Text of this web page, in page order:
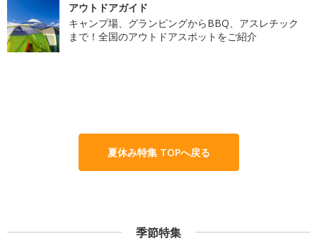
アウトドアガイド
キャンプ場、グランピングからBBQ、アスレチック
まで！全国のアウトドアスポットをご紹介
夏休み特集 TOPへ戻る
季節特集